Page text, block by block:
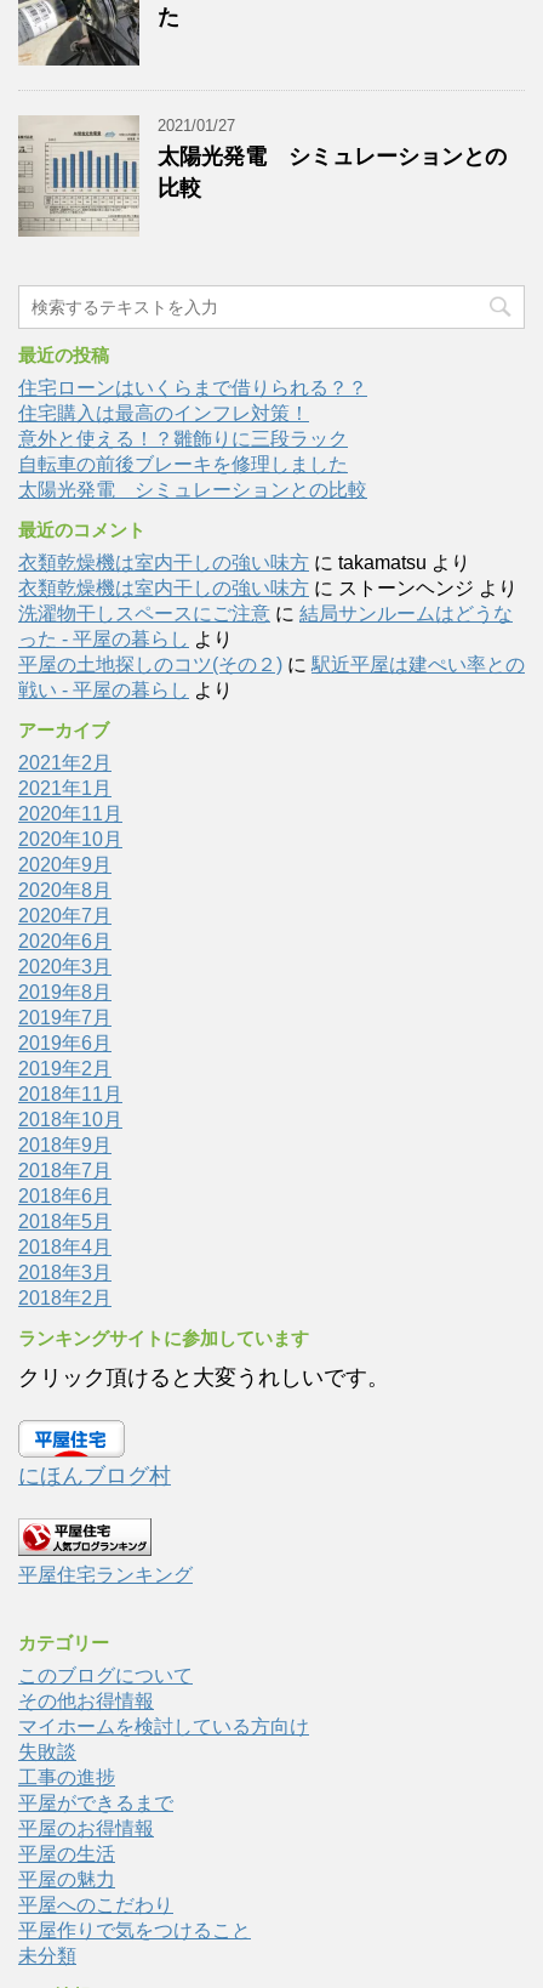
た
2021/01/27
太陽光発電 シミュレーションとの
比較
最近の投稿
住宅ローンはいくらまで借りられる？？
住宅購入は最高のインフレ対策！
意外と使える！？雛飾りに三段ラック
自転車の前後ブレーキを修理しました
太陽光発電 シミュレーションとの比較
最近のコメント
衣類乾燥機は室内干しの強い味方 に takamatsu より
衣類乾燥機は室内干しの強い味方 に ストーンヘンジ より
洗濯物干しスペースにご注意 に 結局サンルームはどうな
った - 平屋の暮らし より
平屋の土地探しのコツ(その２) に 駅近平屋は建ぺい率との
戦い - 平屋の暮らし より
アーカイブ
2021年2月
2021年1月
2020年11月
2020年10月
2020年9月
2020年8月
2020年7月
2020年6月
2020年3月
2019年8月
2019年7月
2019年6月
2019年2月
2018年11月
2018年10月
2018年9月
2018年7月
2018年6月
2018年5月
2018年4月
2018年3月
2018年2月
ランキングサイトに参加しています
クリック頂けると大変うれしいです。
にほんブログ村
平屋住宅ランキング
カテゴリー
このブログについて
その他お得情報
マイホームを検討している方向け
失敗談
工事の進捗
平屋ができるまで
平屋のお得情報
平屋の生活
平屋の魅力
平屋へのこだわり
平屋作りで気をつけること
未分類